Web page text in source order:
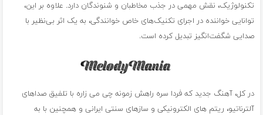
تکنولوژیک، نقش مهمی در جذب مخاطبان و شنوندگان دارد. علاوه بر این،
توانایی خواننده در اجرای تکنیک‌های خاص خوانندگی، به یک اثر بی‌نظیر با
صدایی شگفت‌انگیز تبدیل کرده است.
در کل، آهنگ جدید که فردا سره راهش زمونه چی می زاره با تلفیق صداهای
آلترناتیو، ریتم های الکترونیکی و سازهای سنتی ایرانی و همچنین با به